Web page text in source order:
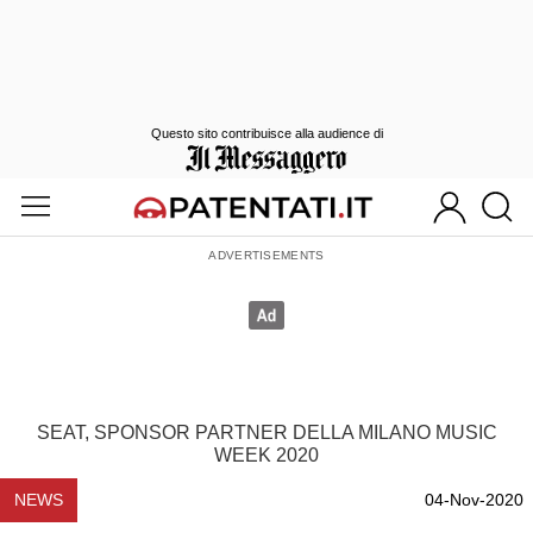
SEAT, SPONSOR PARTNER DELLA MILANO MUSIC
WEEK 2020
NEWS 04-Nov-2020
Questo sito contribuisce alla audience di